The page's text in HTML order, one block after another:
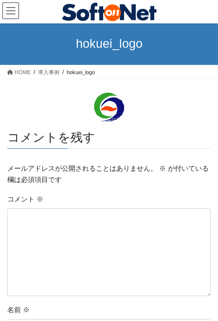
コ
ン
テ
ス
ナ
ビ
ゲ
ン
hokuei_logo
HOME 導入事例 hokuei_logo
コメントを残す
メールアドレスが公開されることはありません。 ※ が付いている
欄は必須項目です
コメント ※
名前 ※